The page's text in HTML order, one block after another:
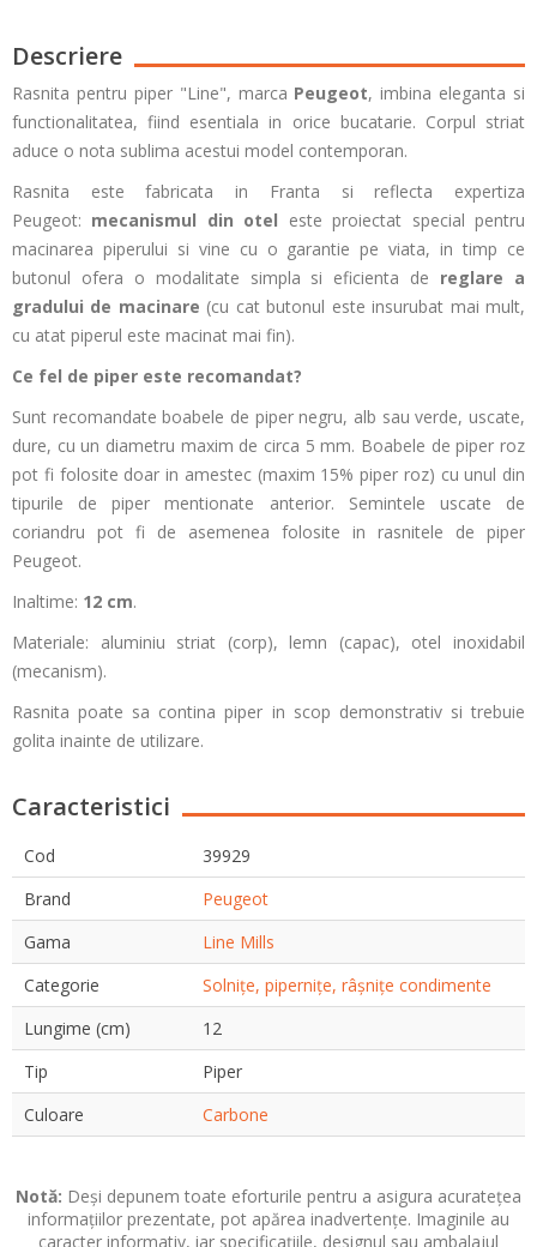
Descriere
Rasnita pentru piper "Line", marca Peugeot, imbina eleganta si
functionalitatea, fiind esentiala in orice bucatarie. Corpul striat
aduce o nota sublima acestui model contemporan.
Rasnita este fabricata in Franta si reflecta expertiza
Peugeot: mecanismul din otel este proiectat special pentru
macinarea piperului si vine cu o garantie pe viata, in timp ce
butonul ofera o modalitate simpla si eficienta de reglare a
gradului de macinare (cu cat butonul este insurubat mai mult,
cu atat piperul este macinat mai fin).
Ce fel de piper este recomandat?
Sunt recomandate boabele de piper negru, alb sau verde, uscate,
dure, cu un diametru maxim de circa 5 mm. Boabele de piper roz
pot fi folosite doar in amestec (maxim 15% piper roz) cu unul din
tipurile de piper mentionate anterior. Semintele uscate de
coriandru pot fi de asemenea folosite in rasnitele de piper
Peugeot.
Inaltime: 12 cm.
Materiale: aluminiu striat (corp), lemn (capac), otel inoxidabil
(mecanism).
Rasnita poate sa contina piper in scop demonstrativ si trebuie
golita inainte de utilizare.
Caracteristici
Cod
39929
Brand
Peugeot
Gama
Line Mills
Categorie
Solnițe, pipernițe, râșnițe condimente
Lungime (cm)
12
Tip
Piper
Culoare
Carbone
Notă: Deși depunem toate eforturile pentru a asigura acuratețea
informațiilor prezentate, pot apărea inadvertențe. Imaginile au
caracter informativ, iar specificațiile, designul sau ambalajul